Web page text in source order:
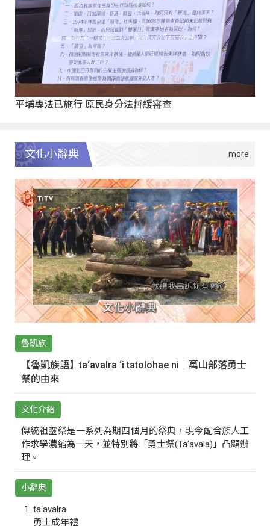
平埔專法已施行 原民身分法暫緩審查
文化小辭典
魯凱族
【魯凱族語】ta‘avalra ‘i tatolohae ni｜萬山部落勇士
祭的由來
文化介紹
傳統祖靈祭是一系列為期四個月的祭典，現今配合族人工
作求學濃縮為一天，並特別將「勇士祭(Ta‘avala)」凸顯辦
理。
小辭典
ta‘avalra
勇士成年禮